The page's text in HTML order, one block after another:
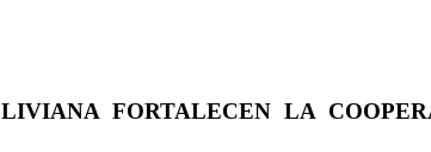
FORTALECEN LA